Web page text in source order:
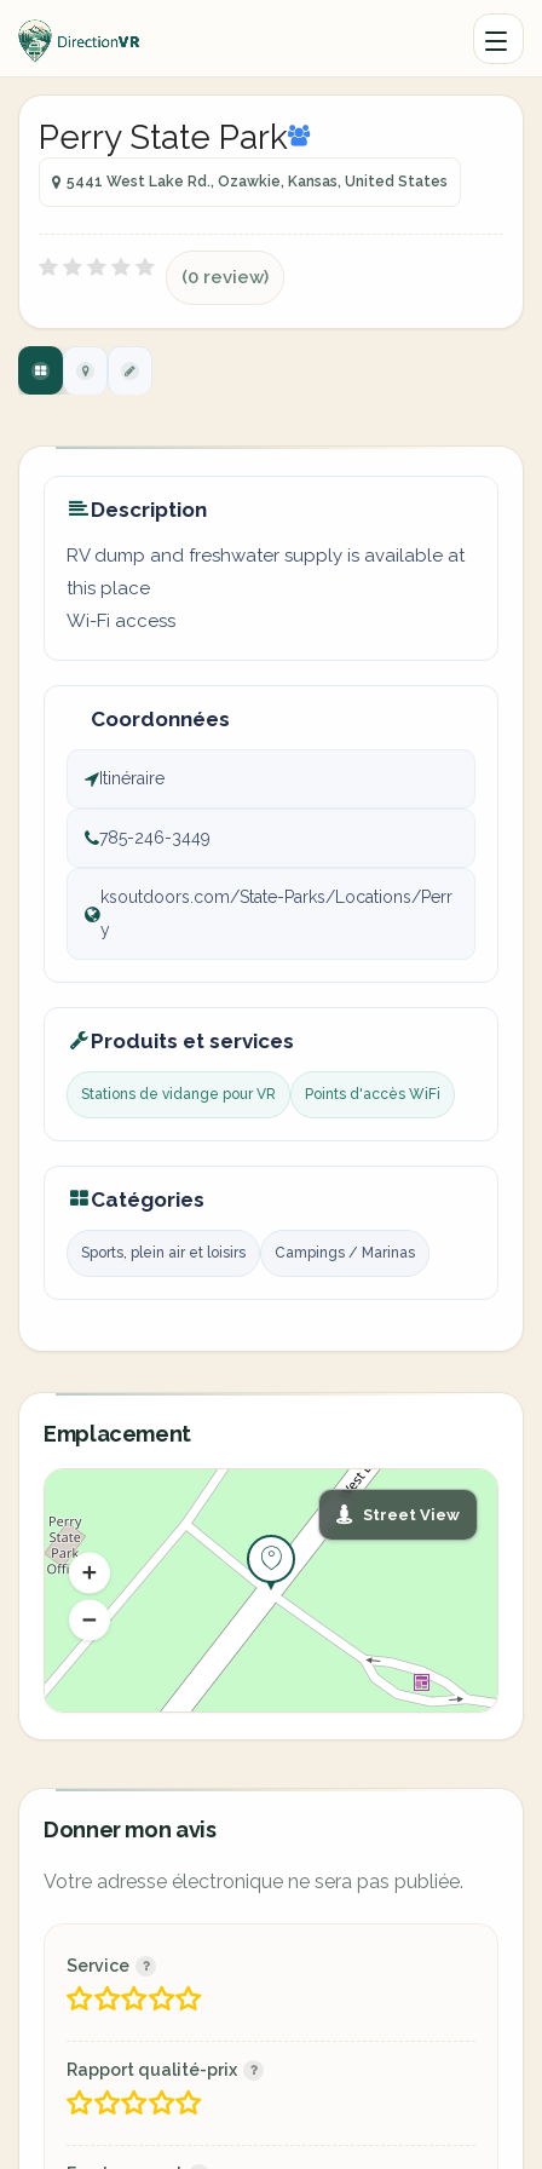
Perry State Park
5441 West Lake Rd., Ozawkie, Kansas, United States
(0 review)
Description
RV dump and freshwater supply is available at
this place
Wi-Fi access
Coordonnées
Itinéraire
785-246-3449
ksoutdoors.com/State-Parks/Locations/Perr
y
Produits et services
Stations de vidange pour VR Points d'accès WiFi
Catégories
Sports, plein air et loisirs Campings / Marinas
Emplacement
Street View
Donner mon avis
Votre adresse électronique ne sera pas publiée.
Service
Rapport qualité-prix